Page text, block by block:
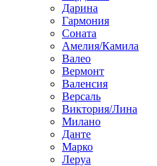
Дарина
Гармония
Соната
Амелия/Камила
Валео
Вермонт
Валенсия
Версаль
Виктория/Лина
Милано
Данте
Марко
Леруа